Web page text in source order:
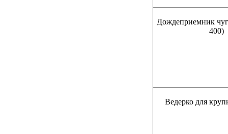
Дождеприемник
400)
Ведерко для